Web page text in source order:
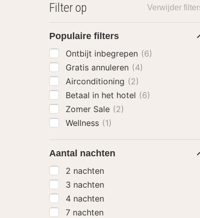
Filter op Verwijder
Populaire filters
Ontbijt inbegrepen (6)
Gratis annuleren (4)
Airconditioning (2)
Betaal in het hotel (6)
Zomer Sale (2)
Wellness (1)
Aantal nachten
2 nachten
3 nachten
4 nachten
7 nachten